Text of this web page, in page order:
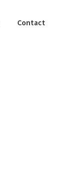
Contact